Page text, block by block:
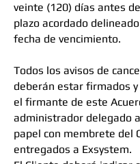
veinte (120) días antes
plazo acordado
fecha de vencimiento.
Todos los avisos de
deberán estar firmados
el firmante de este
administrador delegado
papel con membrete del
entregados a Exsystem.